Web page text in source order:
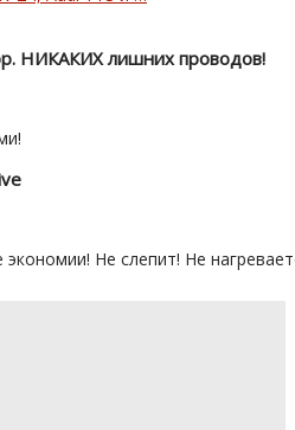
НИКАКИХ лишних проводов!
Не слепит! Не